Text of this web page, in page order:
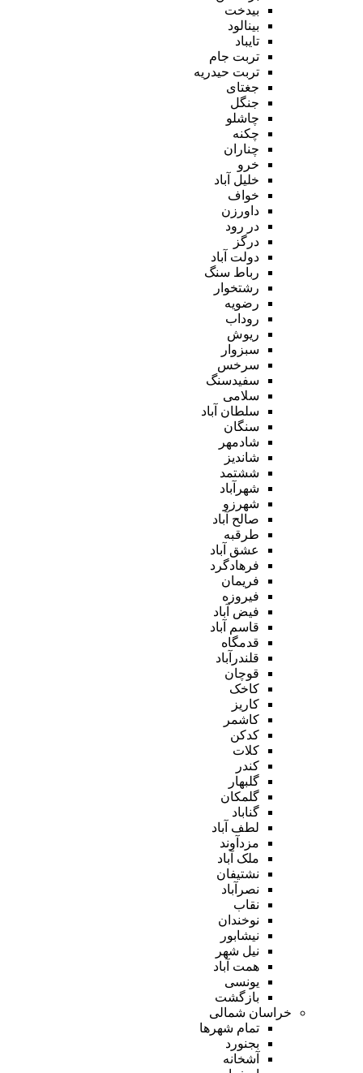
بیدخت
بینالود
تایباد
تربت جام
تربت حیدریه
جغتای
جنگل
چاشلو
چکنه
چناران
خرو
خلیل آباد
خواف
داورزن
در رود
درگز
دولت آباد
رباط سنگ
رشتخوار
رضویه
روداب
ریوش
سبزوار
سرخس
سفیدسنگ
سلامی
سلطان آباد
سنگان
شادمهر
شاندیز
ششتمد
شهرآباد
شهرزو
صالح آباد
طرقبه
عشق آباد
فرهادگرد
فریمان
فیروزه
فیض آباد
قاسم آباد
قدمگاه
قلندرآباد
قوچان
کاخک
کاریز
کاشمر
کدکن
کلات
کندر
گلبهار
گلمکان
گناباد
لطف آباد
مزدآوند
ملک آباد
نشتیفان
نصرآباد
نقاب
نوخندان
نیشابور
نیل شهر
همت آباد
یونسی
بازگشت
خراسان شمالی
تمام شهر‌ها
بجنورد
آشخانه